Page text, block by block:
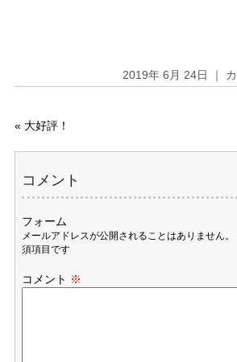
2019年 6月 24日 ｜
« 大好評！
コメント
フォーム
メールアドレスが公開されることはありません。
須項目です
コメント ※